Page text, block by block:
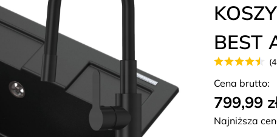
BEST
Cena brutto:
799,99
Najniższa